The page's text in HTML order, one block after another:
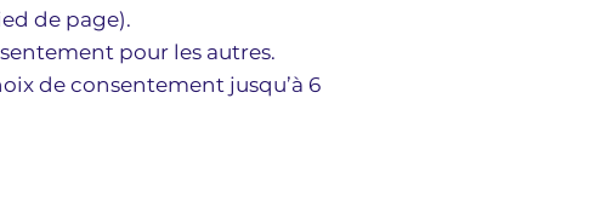
de page).
pour les autres.
de consentement jusqu’à 6